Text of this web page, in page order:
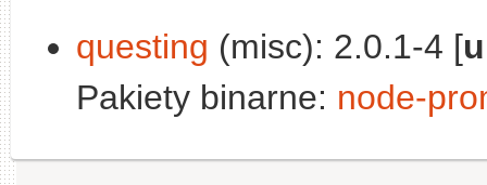
questing (misc): 2.0.1-4 [
Pakiety binarne: node-